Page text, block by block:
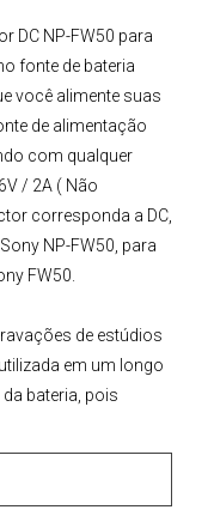
DC NP-FW50 para
fonte de bateria
você alimente suas
de alimentação
com qualquer
/ 2A ( Não
corresponda a DC,
NP-FW50, para
FW50.
de estúdios
em um longo
bateria, pois
Sonyque usam